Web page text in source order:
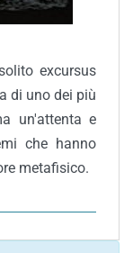
excursus
di uno dei più
un'attenta e
che hanno
metafisico.